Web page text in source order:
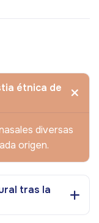
étnica de
diversas
origen.
tras la